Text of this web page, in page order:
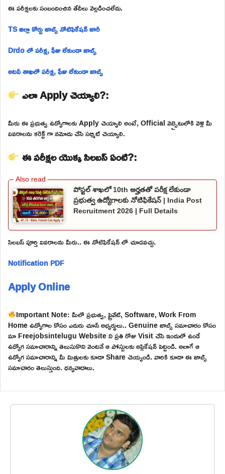
ఈ పరీక్షలకు సంబందించిన తేదీలు వెల్లడించలేదు.
TS జిల్లా కోర్టు జాబ్స్ నోటిఫికేషన్ జారీ
Drdo లో పరీక్ష, ఫీజు లేకుండా జాబ్స్
అటవీ శాఖలో పరీక్ష, ఫీజు లేకుండా జాబ్స్
ఎలా Apply చెయ్యాలి?:
మీరు ఈ ప్రభుత్వ ఉద్యోగాలకు Apply చెయ్యాలి అంటే, Official వెబ్సైటులోకి వెళ్లి మీ
వివరాలను కరెక్ట్ గా నమోదు చేసి సబ్మిట్ చెయ్యాలి.
ఈ పరీక్షల యొక్క సిలబస్ ఏంటి?:
పోస్టల్ శాఖలో 10th అర్హతతో పరీక్ష లేకుండా
ప్రభుత్వ ఉద్యోగాలకు నోటిఫికేషన్ | India Post
Recruitment 2026 | Full Details
సిలబస్ పూర్తి వివరాలను మీరు.. ఈ నోటిఫికేషన్ లో చూడవచ్చు.
Notification PDF
Apply Online
Important Note: మీలో ప్రభుత్వ, ప్రైవేట్, Software, Work From
Home ఉద్యోగాల కోసం ఎదురు చూసే అభ్యర్థులు.. Genuine జాబ్స్ సమాచారం కోసం
మా Freejobsintelugu Website ని ప్రతి రోజు Visit చేసి ఇందులో ఉండే
ఉద్యోగ సమాచారాన్ని తెలుసుకొని వెంటనే ఆ పోస్టులకు అప్లికేషన్ పెట్టండి. అలాగే ఆ
ఉద్యోగ సమాచారాన్ని మీ మిత్రులకు కూడా Share చెయ్యండి. వారికి కూడా ఈ జాబ్స్
సమాచారం తెలుస్తుంది. ధన్యవాదాలు.